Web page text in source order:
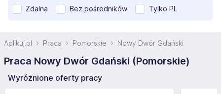
Zdalna Bez pośredników Tylko PL
Aplikuj.pl Praca Pomorskie Nowy Dwór Gdański
Praca Nowy Dwór Gdański (Pomorskie)
Wyróżnione oferty pracy